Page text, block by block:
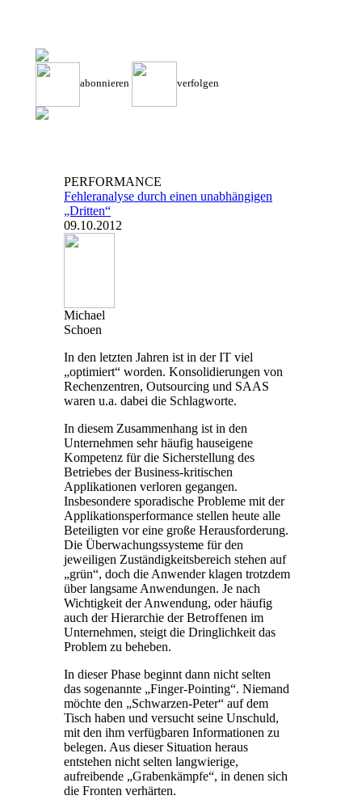
abonnieren verfolgen
PERFORMANCE
Fehleranalyse durch einen unabhängigen
„Dritten“
09.10.2012
Michael
Schoen
In den letzten Jahren ist in der IT viel
„optimiert“ worden. Konsolidierungen von
Rechenzentren, Outsourcing und SAAS
waren u.a. dabei die Schlagworte.
In diesem Zusammenhang ist in den
Unternehmen sehr häufig hauseigene
Kompetenz für die Sicherstellung des
Betriebes der Business-kritischen
Applikationen verloren gegangen.
Insbesondere sporadische Probleme mit der
Applikationsperformance stellen heute alle
Beteiligten vor eine große Herausforderung.
Die Überwachungssysteme für den
jeweiligen Zuständigkeitsbereich stehen auf
„grün“, doch die Anwender klagen trotzdem
über langsame Anwendungen. Je nach
Wichtigkeit der Anwendung, oder häufig
auch der Hierarchie der Betroffenen im
Unternehmen, steigt die Dringlichkeit das
Problem zu beheben.
In dieser Phase beginnt dann nicht selten
das sogenannte „Finger-Pointing“. Niemand
möchte den „Schwarzen-Peter“ auf dem
Tisch haben und versucht seine Unschuld,
mit den ihm verfügbaren Informationen zu
belegen. Aus dieser Situation heraus
entstehen nicht selten langwierige,
aufreibende „Grabenkämpfe“, in denen sich
die Fronten verhärten.